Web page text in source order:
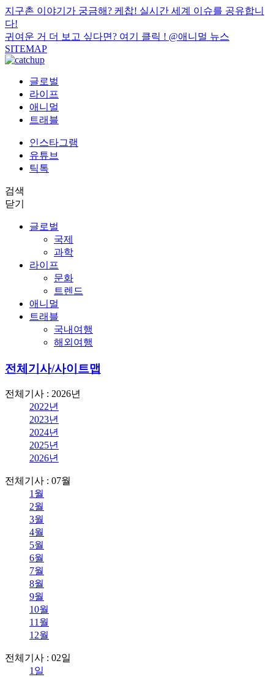
지구촌 이야기가 궁금해? 케찹! 실시간 세계 이슈를 공유합니
다!
귀여운 거 더 보고 싶다면? 여기 클릭 ! @애니멀 뉴스
SITEMAP
글로벌
라이프
애니멀
트래블
인스타그램
유튜브
틱톡
검색
닫기
글로벌
국제
과학
라이프
문화
트렌드
애니멀
트래블
국내여행
해외여행
전체기사/사이트맵
전체기사 : 2026년
2022년
2023년
2024년
2025년
2026년
전체기사 : 07월
1월
2월
3월
4월
5월
6월
7월
8월
9월
10월
11월
12월
전체기사 : 02일
1일